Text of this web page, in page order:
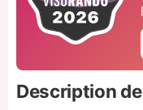
Description